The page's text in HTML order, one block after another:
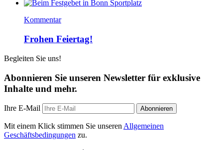
Kommentar
Frohen Feiertag!
Begleiten Sie uns!
Abonnieren Sie unseren Newsletter für exklusive
Inhalte und mehr.
Ihre E-Mail Abonnieren
Mit einem Klick stimmen Sie unseren Allgemeinen
Geschäftsbedingungen zu.